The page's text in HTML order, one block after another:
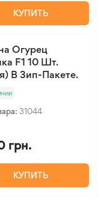
КУПИТЬ
Огурец
F1 10 Шт.
В Зип-Пакете.
31044
грн.
КУПИТЬ